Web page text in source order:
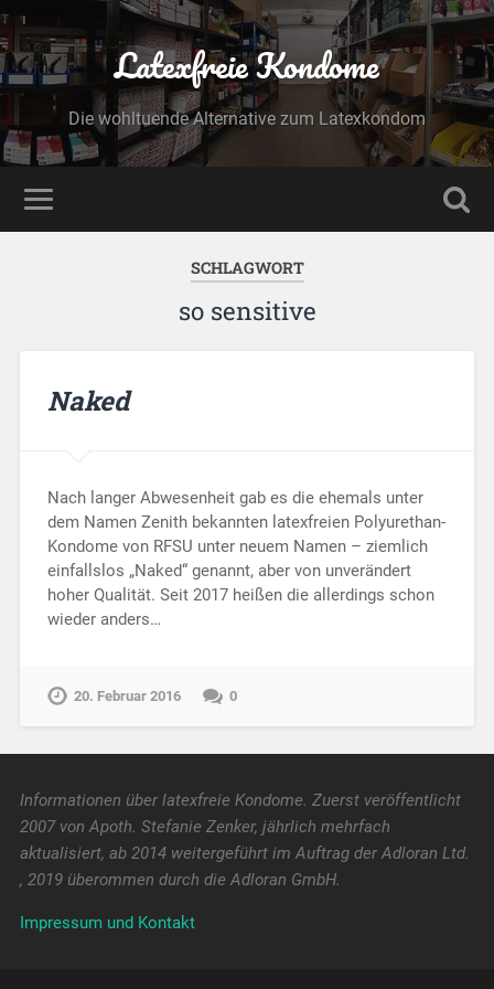
Latexfreie Kondome
Die wohltuende Alternative zum Latexkondom
SCHLAGWORT
so sensitive
Naked
Nach langer Abwesenheit gab es die ehemals unter
dem Namen Zenith bekannten latexfreien Polyurethan-
Kondome von RFSU unter neuem Namen – ziemlich
einfallslos „Naked“ genannt, aber von unverändert
hoher Qualität. Seit 2017 heißen die allerdings schon
wieder anders…
20. Februar 2016 0
Informationen über latexfreie Kondome. Zuerst veröffentlicht
2007 von Apoth. Stefanie Zenker, jährlich mehrfach
aktualisiert, ab 2014 weitergeführt im Auftrag der Adloran Ltd.
, 2019 überommen durch die Adloran GmbH.
Impressum und Kontakt